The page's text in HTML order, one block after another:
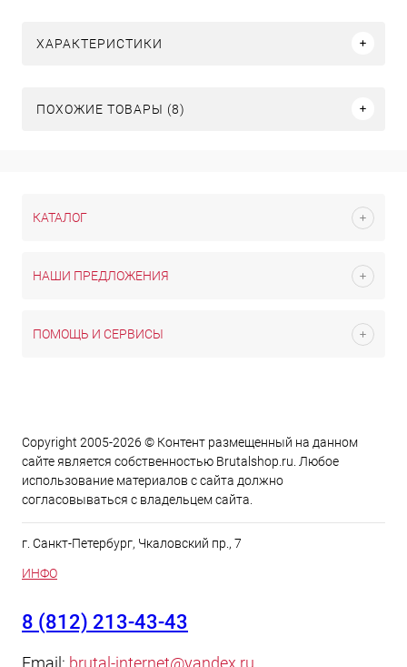
ХАРАКТЕРИСТИКИ
ПОХОЖИЕ ТОВАРЫ (8)
КАТАЛОГ
НАШИ ПРЕДЛОЖЕНИЯ
ПОМОЩЬ И СЕРВИСЫ
Copyright 2005-2026 © Контент размещенный на данном
сайте является cобственностью Brutalshop.ru. Любое
использование материалов с сайта должно
согласовываться с владельцем сайта.
г. Санкт-Петербург, Чкаловский пр., 7
ИНФО
8 (812) 213-43-43
Email: brutal-internet@yandex.ru